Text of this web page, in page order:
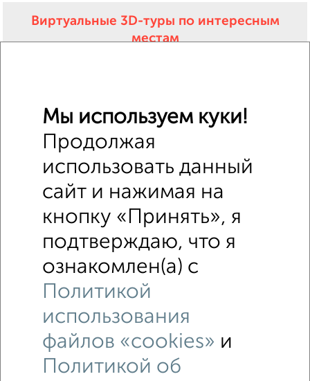
Виртуальные 3D-туры по интересным
местам
Участок 12 сот., ИЖС, в черте города
5 000 000 ₽ 4 200 ₽за сотку
Собственник, 23.08.2022
Мы используем куки!
Продолжая
использовать данный
сайт и нажимая на
кнопку «Принять», я
подтверждаю, что я
ознакомлен(а) с
Политикой
использования
файлов «cookies» и
Политикой об